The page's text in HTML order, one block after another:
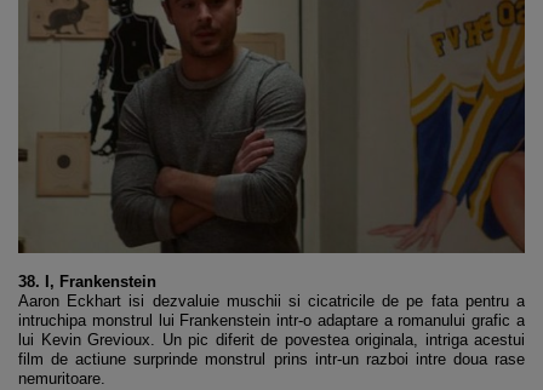
38. I, Frankenstein
Aaron Eckhart isi dezvaluie muschii si cicatricile de pe fata pentru a
intruchipa monstrul lui Frankenstein intr-o adaptare a romanului grafic a
lui Kevin Grevioux. Un pic diferit de povestea originala, intriga acestui
film de actiune surprinde monstrul prins intr-un razboi intre doua rase
nemuritoare.